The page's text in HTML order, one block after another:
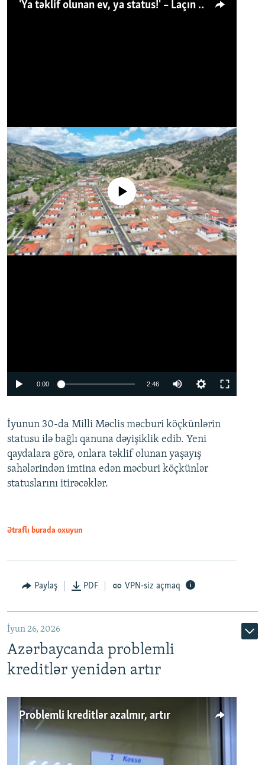
'Ya təklif olunan ev, ya status!' – Laçın köçkünü: 'Laçından başqa heç hara!'
Auto 240p 360p 480p
720p 1080p
No media source currently available
0:00 2:46
360p
480p
720p
İyunun 30-da Milli Məclis məcburi köçkünlərin
statusu ilə bağlı qanuna dəyişiklik edib. Yeni
qaydalara görə, onlara təklif olunan yaşayış
sahələrindən imtina edən məcburi köçkünlər
statuslarını itirəcəklər.
Ətraflı burada oxuyun
Paylaş PDF VPN-siz açmaq
İyun 26, 2026
Azərbaycanda problemli
kreditlər yenidən artır
Problemli kreditlər azalmır, artır